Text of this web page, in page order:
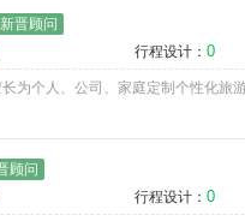
新晋顾问
行程设计： 0
为个人、公司、家庭定制个性化旅
顾问
行程设计： 0